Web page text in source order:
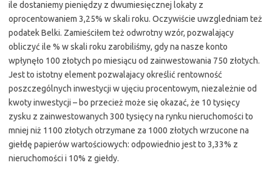
ile dostaniemy pieniędzy z dwumiesięcznej lokaty z
oprocentowaniem 3,25% w skali roku. Oczywiście uwzgledniam też
podatek Belki. Zamieściłem też odwrotny wzór, pozwalający
obliczyć ile % w skali roku zarobiliśmy, gdy na nasze konto
wpłynęło 100 złotych po miesiącu od zainwestowania 750 złotych.
Jest to istotny element pozwalajacy określić rentowność
poszczególnych inwestycji w ujęciu procentowym, niezależnie od
kwoty inwestycji – bo przecież może się okazać, że 10 tysięcy
zysku z zainwestowanych 300 tysięcy na rynku nieruchomości to
mniej niż 1100 złotych otrzymane za 1000 złotych wrzucone na
giełdę papierów wartościowych: odpowiednio jest to 3,33% z
nieruchomości i 10% z giełdy.